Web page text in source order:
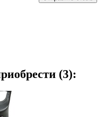
(3):